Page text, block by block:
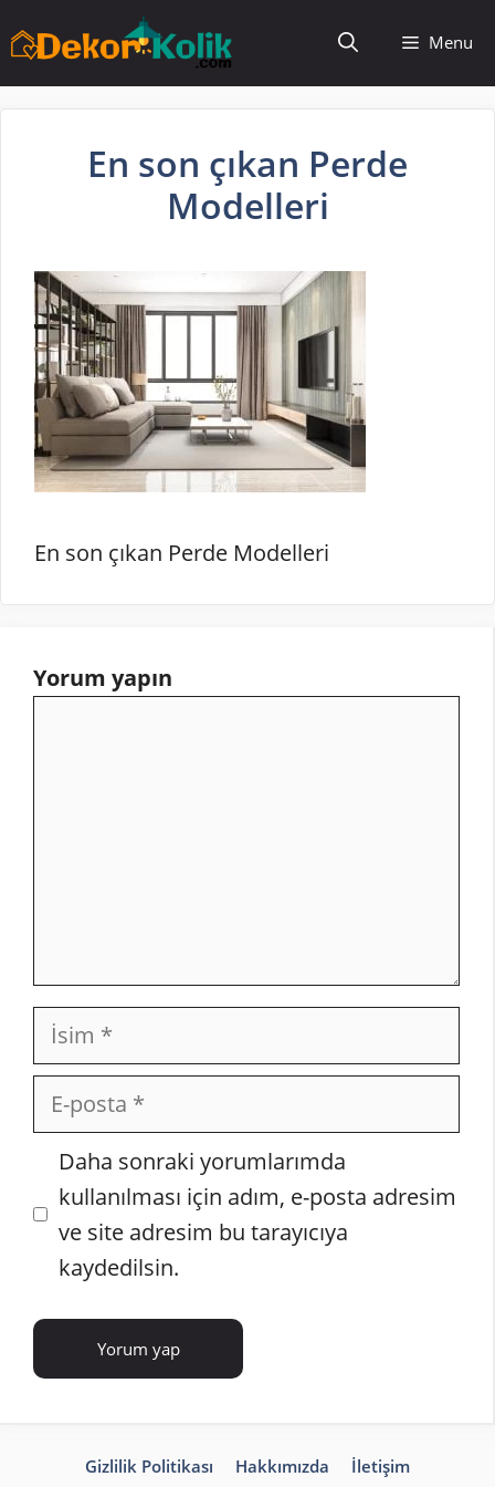
atla
Menu
En son çıkan Perde
Modelleri
En son çıkan Perde Modelleri
Yorum yapın
İsim
posta
İnternet
sitesi
Daha sonraki yorumlarımda
kullanılması için adım, e-posta adresim
ve site adresim bu tarayıcıya
kaydedilsin.
Gizlilik Politikası Hakkımızda İletişim